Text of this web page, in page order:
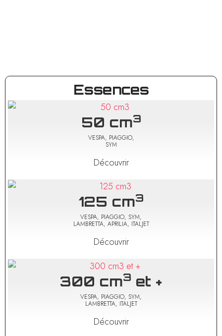
Essences
50 cm3
VESPA, PIAGGIO,
SYM
Découvrir
125 cm3
VESPA, PIAGGIO, SYM,
LAMBRETTA, APRILIA, ITALJET
Découvrir
300 cm3 et +
VESPA, PIAGGIO, SYM,
LAMBRETTA, ITALJET
Découvrir